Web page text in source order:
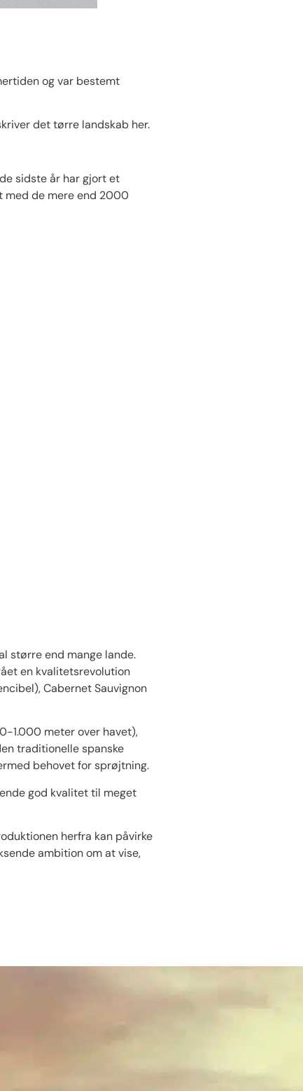
og var bestemt
det tørre landskab her.
sidste år har gjort et
med de mere end 2000
større end mange lande.
en kvalitetsrevolution
Cabernet Sauvignon
1.000 meter over havet),
traditionelle spanske
behovet for sprøjtning.
god kvalitet til meget
herfra kan påvirke
ambition om at vise,